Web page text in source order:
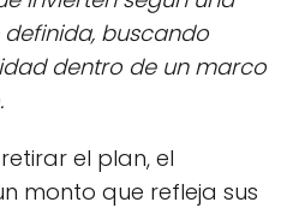
buscando
dentro de un marco
el plan, el
monto que refleja sus